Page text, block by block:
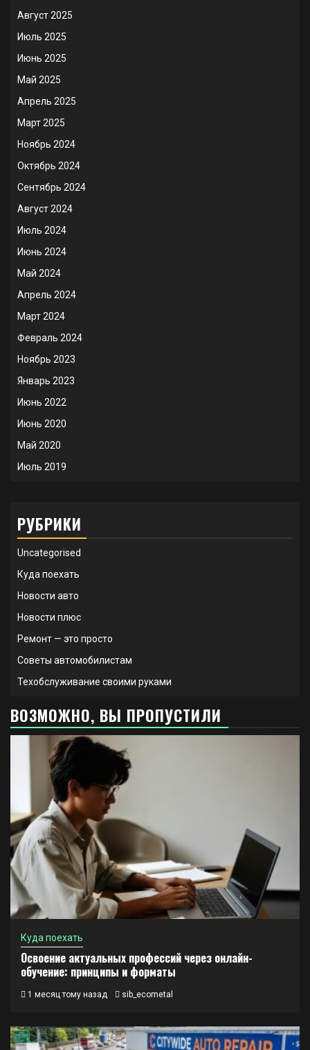
Август 2025
Июль 2025
Июнь 2025
Май 2025
Апрель 2025
Март 2025
Ноябрь 2024
Октябрь 2024
Сентябрь 2024
Август 2024
Июль 2024
Июнь 2024
Май 2024
Апрель 2024
Март 2024
Февраль 2024
Ноябрь 2023
Январь 2023
Июнь 2022
Июнь 2020
Май 2020
Июль 2019
РУБРИКИ
Uncategorised
Куда поехать
Новости авто
Новости плюс
Ремонт — это просто
Советы автомобилистам
Техобслуживание своими руками
ВОЗМОЖНО, ВЫ ПРОПУСТИЛИ
Куда поехать
Освоение актуальных профессий через онлайн-
обучение: принципы и форматы
1 месяц тому назад sib_ecometal